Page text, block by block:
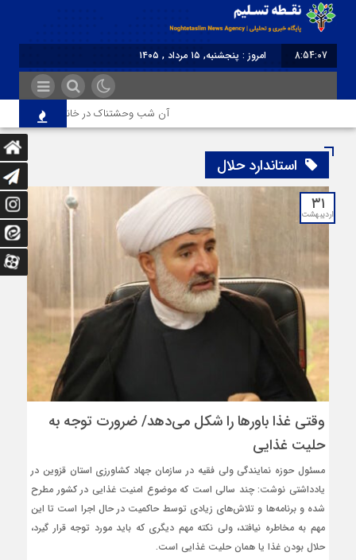
8:54:07
امروز : پنجشنبه, ۱۵ مرداد , ۱۴۰۵
آن شب وحشتناک در خانه «عصمت»
استاندارد حلال
۳۱
اردیبهشت
وقتی غذا باورها را شکل می‌دهد/ ضرورت توجه به
حلیت غذایی
مسئول حوزه نمایندگی ولی فقیه در سازمان جهاد کشاورزی استان قزوین در
یادداشتی نوشت: چند سالی است که موضوع امنیت غذایی در کشور مطرح
شده و برنامه‌ها و تلاش‌های زیادی توسط حاکمیت در حال اجرا است تا این
مهم به مخاطره نیافتد، ولی نکته مهم دیگری که باید مورد توجه قرار گیرد،
حلال بودن غذا یا همان حلیت غذایی است.